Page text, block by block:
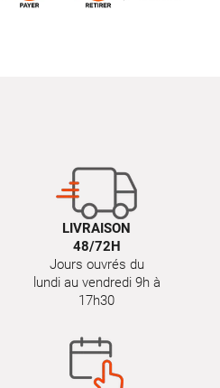
LIVRAISON
48/72H
Jours ouvrés du
lundi au vendredi 9h à
17h30